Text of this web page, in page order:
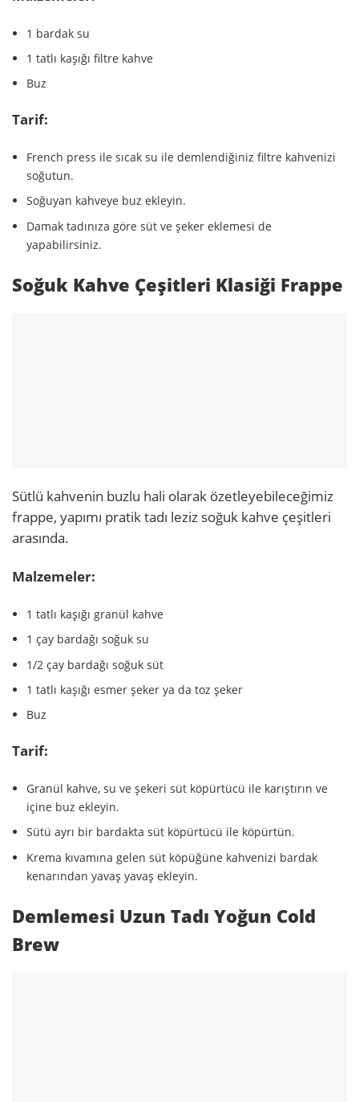
1 bardak su
1 tatlı kaşığı filtre kahve
Buz
Tarif:
French press ile sıcak su ile demlendiğiniz filtre kahvenizi
soğutun.
Soğuyan kahveye buz ekleyin.
Damak tadınıza göre süt ve şeker eklemesi de
yapabilirsiniz.
Soğuk Kahve Çeşitleri Klasiği Frappe
Sütlü kahvenin buzlu hali olarak özetleyebileceğimiz
frappe, yapımı pratik tadı leziz soğuk kahve çeşitleri
arasında.
Malzemeler:
1 tatlı kaşığı granül kahve
1 çay bardağı soğuk su
1/2 çay bardağı soğuk süt
1 tatlı kaşığı esmer şeker ya da toz şeker
Buz
Tarif:
Granül kahve, su ve şekeri süt köpürtücü ile karıştırın ve
içine buz ekleyin.
Sütü ayrı bir bardakta süt köpürtücü ile köpürtün.
Krema kıvamına gelen süt köpüğüne kahvenizi bardak
kenarından yavaş yavaş ekleyin.
Demlemesi Uzun Tadı Yoğun Cold
Brew